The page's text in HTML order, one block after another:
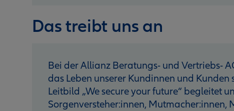
Das treibt uns an
Bei der Allianz Beratungs- und Vertriebs-
das Leben unserer Kundinnen und Kunden
Leitbild „We secure your future“ begleitet
Sorgenversteher:innen, Mutmacher:innen,